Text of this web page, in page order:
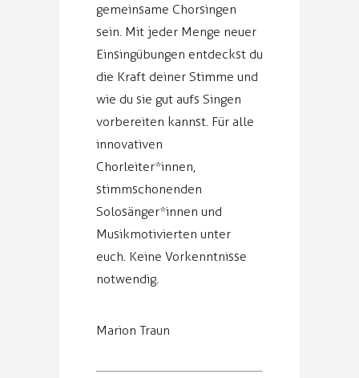
gemeinsame Chorsingen
sein. Mit jeder Menge neuer
Einsingübungen entdeckst du
die Kraft deiner Stimme und
wie du sie gut aufs Singen
vorbereiten kannst. Für alle
innovativen
Chorleiter*innen,
stimmschonenden
Solosänger*innen und
Musikmotivierten unter
euch. Keine Vorkenntnisse
notwendig.
Marion Traun